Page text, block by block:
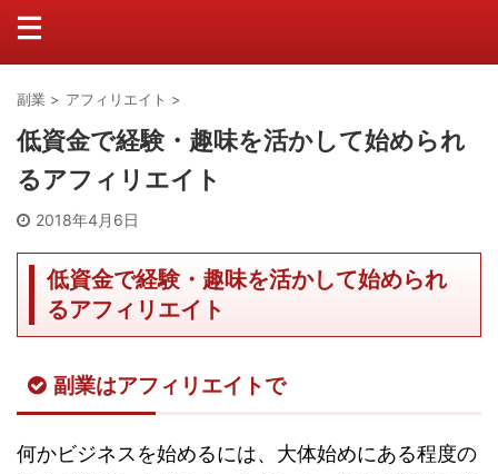
副業 > アフィリエイト >
低資金で経験・趣味を活かして始められ
るアフィリエイト
2018年4月6日
低資金で経験・趣味を活かして始められ
るアフィリエイト
副業はアフィリエイトで
何かビジネスを始めるには、大体始めにある程度の